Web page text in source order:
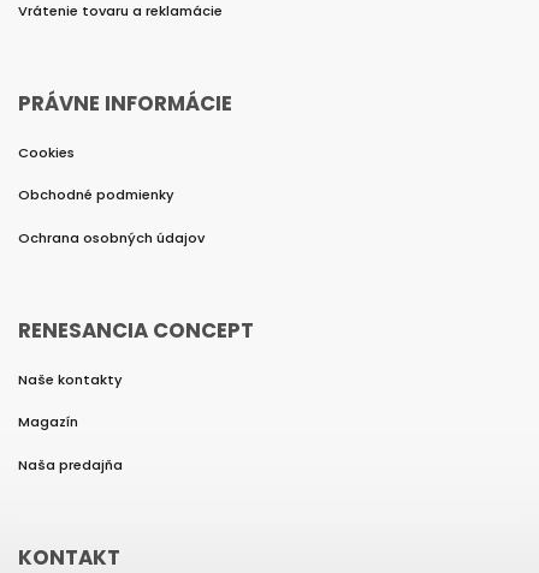
Vrátenie tovaru a reklamácie
PRÁVNE INFORMÁCIE
Cookies
Obchodné podmienky
Ochrana osobných údajov
RENESANCIA CONCEPT
Naše kontakty
Magazín
Naša predajňa
KONTAKT